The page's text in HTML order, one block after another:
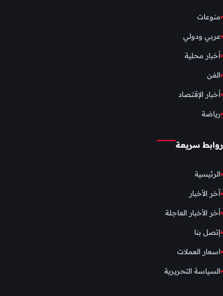
منوعات
عربي ودولي
أخبار محلية
الفن
أخبار الإقتصاد
رياضة
روابط سريعة
الرئيسية
آخر الأخبار
أخر الأخبار العاجلة
إتصل بنا
اسعار العملات
السياسة التحريرية